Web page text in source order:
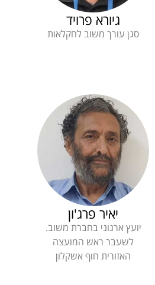
גיורא פרויד
סגן עורך משוב לחקלאות
יאיר פרג'ון
יועץ ארגוני בחברת משוב.
לשעבר ראש המועצה
האזורית חוף אשקלון